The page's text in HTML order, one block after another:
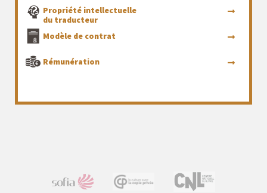
Propriété intellectuelle
du traducteur
Modèle de contrat
Rémunération